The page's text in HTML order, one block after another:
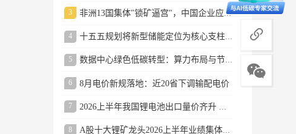
3 非洲13国集体"锁矿逼宫"，中国企业应对方案曝光
4 十五五规划将新型储能定位为核心支柱产业
5 数据中心绿色低碳转型：算力布局与节能技术突破
6 8月电价新规落地：近20省下调输配电价
7 2026上半年我国锂电池出口量价齐升 德国成最大市场
8 A股十大锂矿龙头2026上半年业绩集体大涨